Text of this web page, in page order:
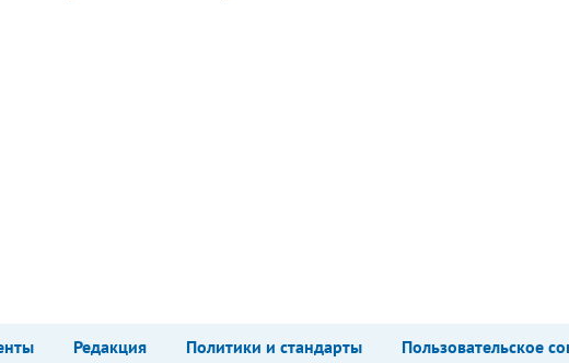
Редакция Политики и стандарты Пользовательское